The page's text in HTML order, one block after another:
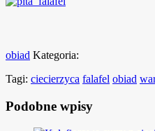
obiad Kategoria:
Tagi: ciecierzyca falafel obiad
Podobne wpisy